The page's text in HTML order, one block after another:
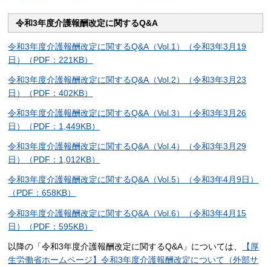
令和3年度介護報酬改定に関するQ&A
令和3年度介護報酬改定に関するQ&A（Vol.1）（令和3年3月19
日）（PDF：221KB）
令和3年度介護報酬改定に関するQ&A（Vol.2）（令和3年3月23
日）（PDF：402KB）
令和3年度介護報酬改定に関するQ&A（Vol.3）（令和3年3月26
日）（PDF：1,449KB）
令和3年度介護報酬改定に関するQ&A（Vol.4）（令和3年3月29
日）（PDF：1,012KB）
令和3年度介護報酬改定に関するQ&A（Vol.5）（令和3年4月9日）
（PDF：658KB）
令和3年度介護報酬改定に関するQ&A（Vol.6）（令和3年4月15
日）（PDF：595KB）
以降の「令和3年度介護報酬改定に関するQ&A」については、
【厚
生労働省ホームページ】令和3年度介護報酬改定について（外部サ